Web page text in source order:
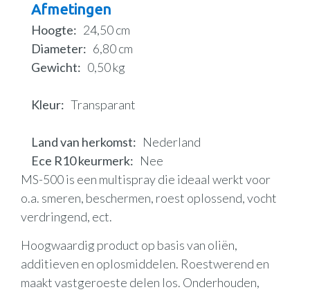
Afmetingen
Hoogte
24,50 cm
Diameter
6,80 cm
Gewicht
0,50 kg
Kleur Transparant
Land van herkomst
Nederland
Ece R10 keurmerk
Nee
MS-500 is een multispray die ideaal werkt voor
o.a. smeren, beschermen, roest oplossend, vocht
verdringend, ect.
Hoogwaardig product op basis van oliën,
additieven en oplosmiddelen. Roestwerend en
maakt vastgeroeste delen los. Onderhouden,